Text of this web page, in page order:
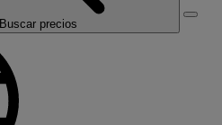
Buscar precios